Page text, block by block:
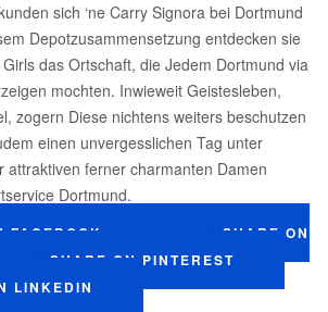
sich ‘ne Carry Signora bei Dortmund
Depotzusammensetzung entdecken sie
das Ortschaft, die Jedem Dortmund via
mochten. Inwieweit Geistesleben,
zogern Diese nichtens weiters beschutzen
einen unvergesslichen Tag unter
attraktiven ferner charmanten Damen
Dortmund.
FACEBOOK
SHARE ON
SHARE ON PINTEREST
LINKEDIN